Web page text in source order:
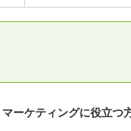
ーケティングに役立つ